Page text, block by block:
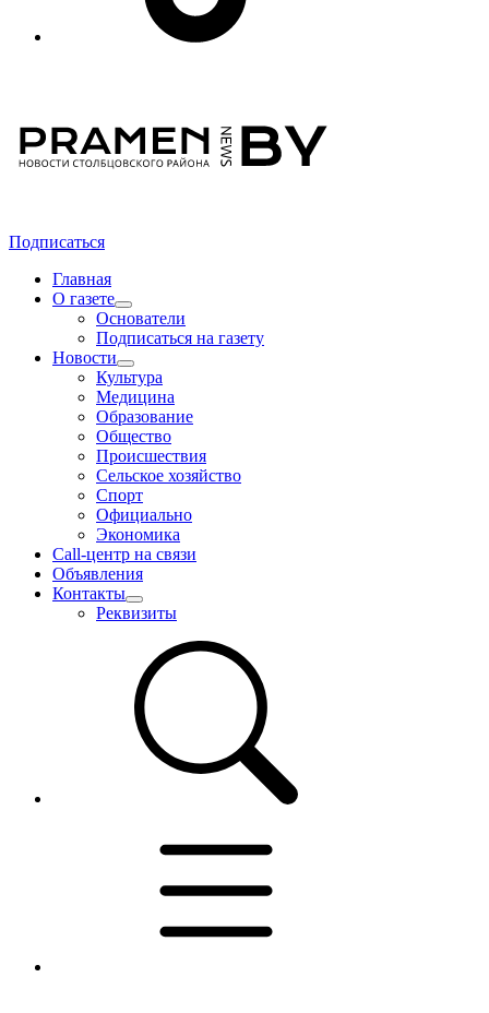
Подписаться
Главная
О газете
Основатели
Подписаться на газету
Новости
Культура
Медицина
Образование
Общество
Происшествия
Сельское хозяйство
Спорт
Официально
Экономика
Call-центр на связи
Объявления
Контакты
Реквизиты